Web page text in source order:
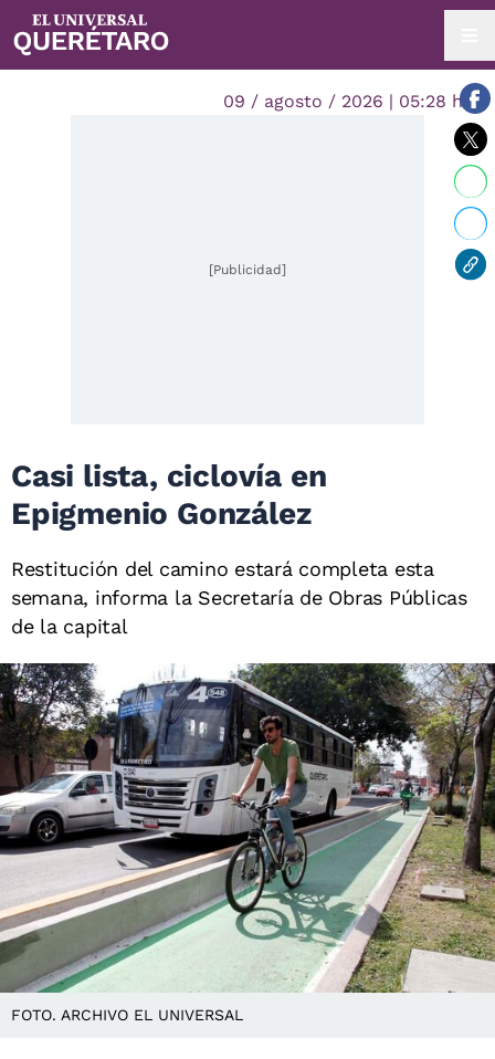
09 / agosto / 2026 | 05:28 hrs.
[Publicidad]
Casi lista, ciclovía en
Epigmenio González
Restitución del camino estará completa esta
semana, informa la Secretaría de Obras Públicas
de la capital
FOTO. ARCHIVO EL UNIVERSAL